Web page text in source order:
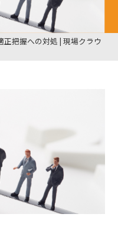
正把握への対処 | 現場クラウ